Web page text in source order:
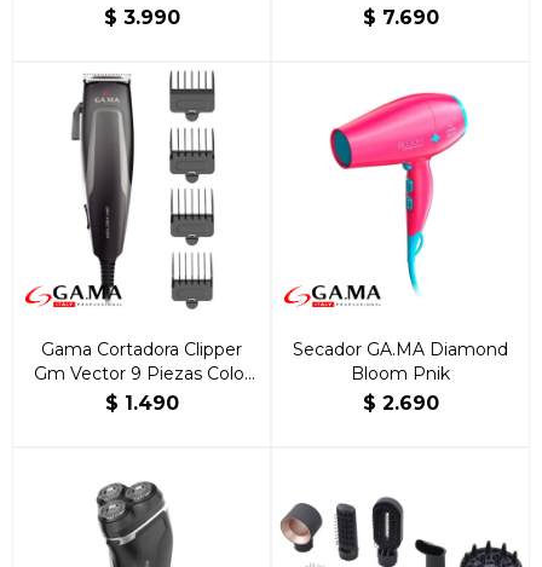
2600
$ 3.990 $ 7.690
Gama Cortadora Clipper
Gm Vector 9 Piezas Color
Negro
$ 1.490
Secador GA.MA Diamond
Bloom Pnik
$ 2.690